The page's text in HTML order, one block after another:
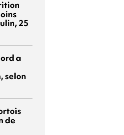
25
a
selon
de